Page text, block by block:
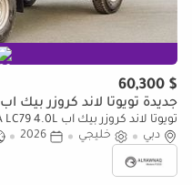
$ 60,300
جديدة تويوتا لاند كروزر بيك آب
STD-E
دبي خليجي 2026